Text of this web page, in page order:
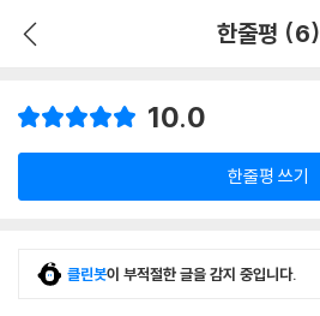
한줄평 (6)
10.0
한줄평 쓰기
클린봇이 부적절한 글을 감지 중입니다.